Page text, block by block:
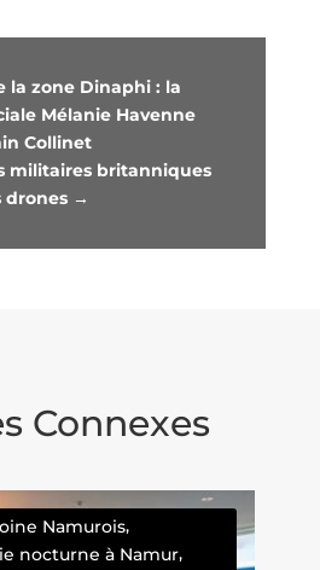
la zone Dinaphi : la
Mélanie Havenne
Collinet
militaires britanniques
drones→
Connexes
,
à Namur,